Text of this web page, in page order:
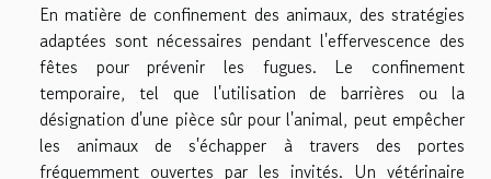
En matière de confinement des animaux, des stratégies
adaptées sont nécessaires pendant l'effervescence des
fêtes pour prévenir les fugues. Le confinement
temporaire, tel que l'utilisation de barrières ou la
désignation d'une pièce sûr pour l'animal, peut empêcher
les animaux de s'échapper à travers des portes
fréquemment ouvertes par les invités. Un vétérinaire